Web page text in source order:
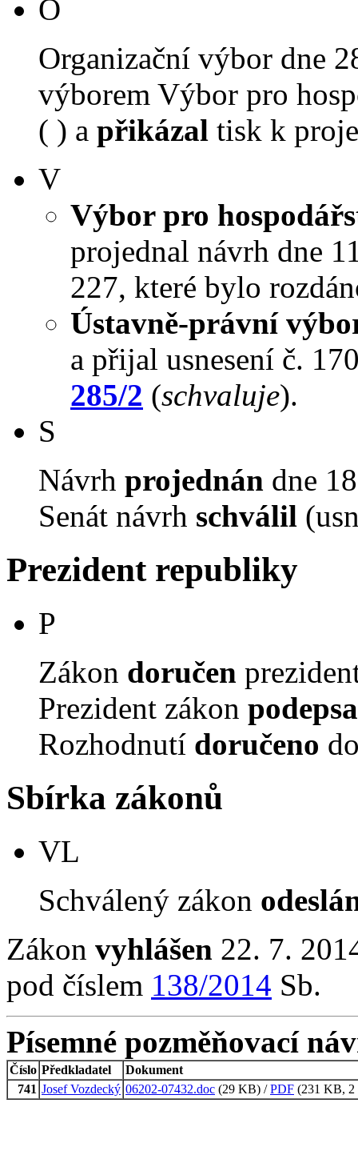
O
Organizační výbor dne
výborem Výbor pro
( ) a přikázal tisk k
V
Výbor pro
projednal návrh dne
227, které bylo
Ústavně-právní
a přijal usnesení č.
285/2 (schvaluje).
S
Návrh projednán dne
Senát návrh schválil
Prezident republiky
P
Zákon doručen
Prezident zákon
Rozhodnutí doručeno
Sbírka zákonů
VL
Schválený zákon
Zákon vyhlášen 22. 7.
pod číslem 138/2014 Sb.
Písemné pozměňovací
Číslo Předkladatel
Dokument
741 Josef Vozdecký 06202-07432.doc (29 KB) /PDF (231 KB, 2